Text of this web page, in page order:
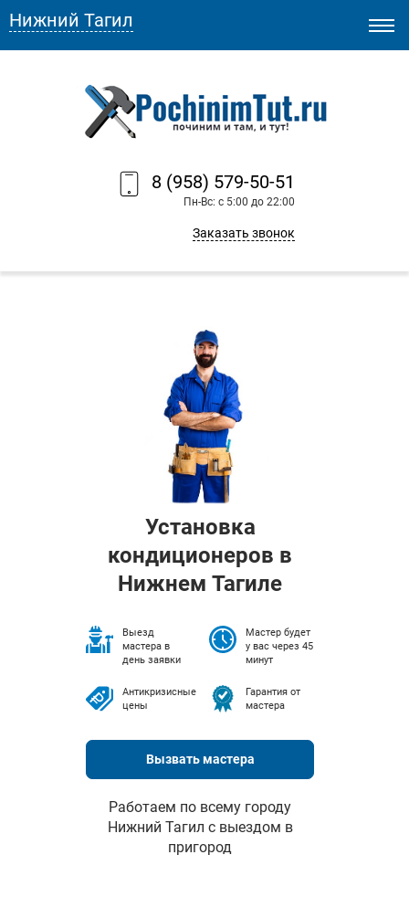
8 (958) 579-50-51
Пн-Вс: с 5:00 до 22:00
Заказать звонок
Нижний Тагил
Установка
кондиционеров в
Нижнем Тагиле
Выезд
мастера в
день заявки
Мастер будет
у вас через 45
минут
Антикризисные
цены
Гарантия от
мастера
Вызвать мастера
Работаем по всему городу
Нижний Тагил с выездом в
пригород